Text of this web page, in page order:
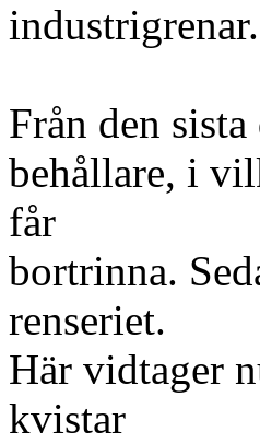
industrigrenar.
Från den
behållare, i
får
bortrinna.
renseriet.
Här vidtager
kvistar